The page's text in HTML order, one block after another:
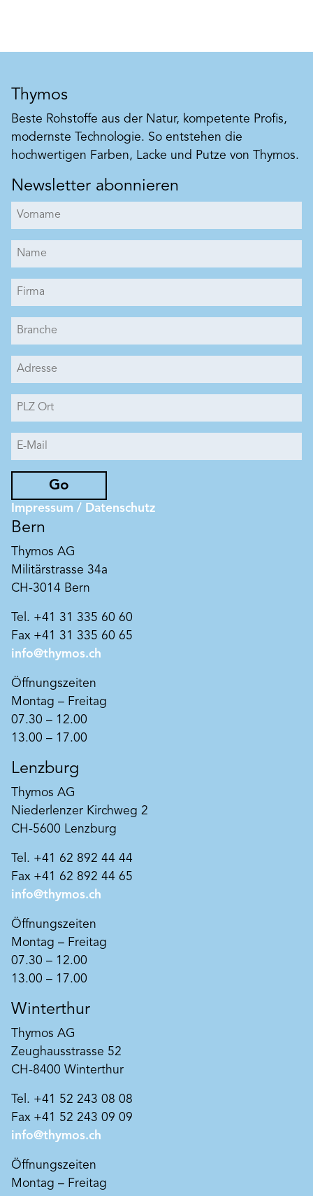
Thymos
Beste Rohstoffe aus der Natur, kompetente Profis,
modernste Technologie. So entstehen die
hochwertigen Farben, Lacke und Putze von Thymos.
Newsletter abonnieren
Go
Impressum / Datenschutz
Bern
Thymos AG
Militärstrasse 34a
CH-3014 Bern
Tel. +41 31 335 60 60
Fax +41 31 335 60 65
info@thymos.ch
Öffnungszeiten
Montag – Freitag
07.30 – 12.00
13.00 – 17.00
Lenzburg
Thymos AG
Niederlenzer Kirchweg 2
CH-5600 Lenzburg
Tel. +41 62 892 44 44
Fax +41 62 892 44 65
info@thymos.ch
Öffnungszeiten
Montag – Freitag
07.30 – 12.00
13.00 – 17.00
Winterthur
Thymos AG
Zeughausstrasse 52
CH-8400 Winterthur
Tel. +41 52 243 08 08
Fax +41 52 243 09 09
info@thymos.ch
Öffnungszeiten
Montag – Freitag